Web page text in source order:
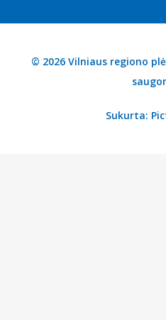
© 2026 Vilniaus regiono
Sukurta: